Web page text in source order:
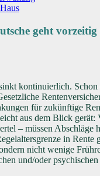
geht
kontinuierlich. Schon
für zukünftige
aus dem Blick gerät:
– müssen Abschläge
in Rente
nicht wenige
und/oder